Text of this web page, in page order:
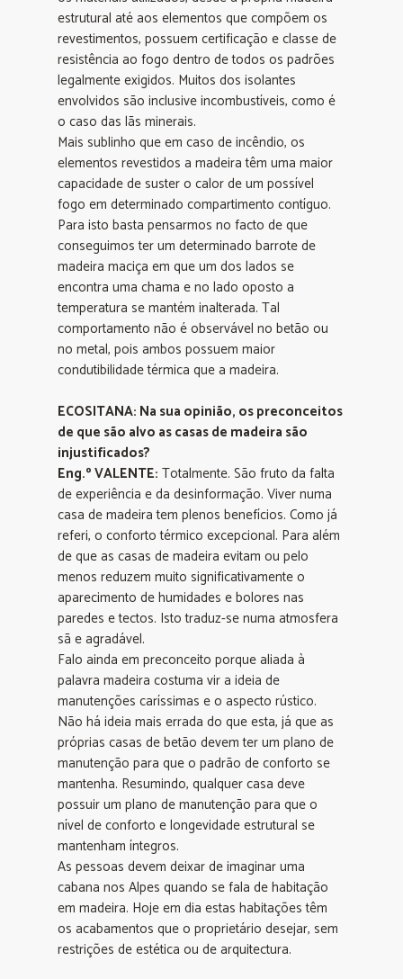
estrutural até aos elementos que compõem os
revestimentos, possuem certificação e classe de
resistência ao fogo dentro de todos os padrões
legalmente exigidos. Muitos dos isolantes
envolvidos são inclusive incombustíveis, como é
o caso das lãs minerais.
Mais sublinho que em caso de incêndio, os
elementos revestidos a madeira têm uma maior
capacidade de suster o calor de um possível
fogo em determinado compartimento contíguo.
Para isto basta pensarmos no facto de que
conseguimos ter um determinado barrote de
madeira maciça em que um dos lados se
encontra uma chama e no lado oposto a
temperatura se mantém inalterada. Tal
comportamento não é observável no betão ou
no metal, pois ambos possuem maior
condutibilidade térmica que a madeira.
ECOSITANA: Na sua opinião, os preconceitos
de que são alvo as casas de madeira são
injustificados?
Eng.º VALENTE: Totalmente. São fruto da falta
de experiência e da desinformação. Viver numa
casa de madeira tem plenos benefícios. Como já
referi, o conforto térmico excepcional. Para além
de que as casas de madeira evitam ou pelo
menos reduzem muito significativamente o
aparecimento de humidades e bolores nas
paredes e tectos. Isto traduz-se numa atmosfera
sã e agradável.
Falo ainda em preconceito porque aliada à
palavra madeira costuma vir a ideia de
manutenções caríssimas e o aspecto rústico.
Não há ideia mais errada do que esta, já que as
próprias casas de betão devem ter um plano de
manutenção para que o padrão de conforto se
mantenha. Resumindo, qualquer casa deve
possuir um plano de manutenção para que o
nível de conforto e longevidade estrutural se
mantenham íntegros.
As pessoas devem deixar de imaginar uma
cabana nos Alpes quando se fala de habitação
em madeira. Hoje em dia estas habitações têm
os acabamentos que o proprietário desejar, sem
restrições de estética ou de arquitectura.